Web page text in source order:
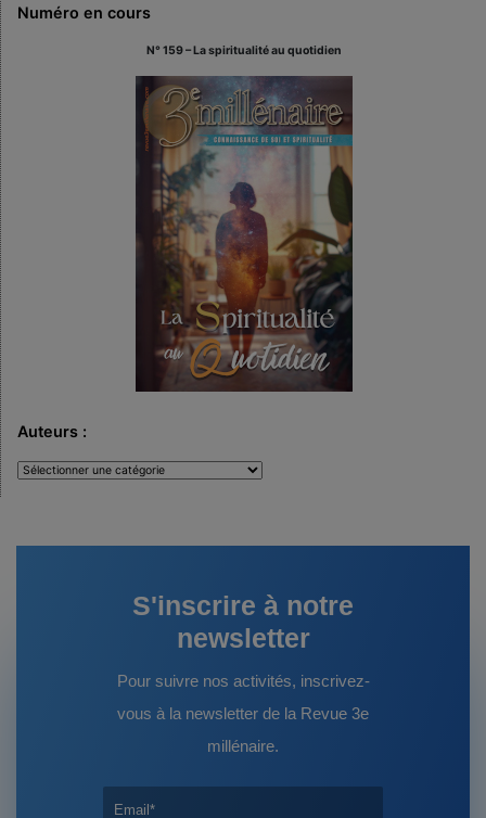
Numéro en cours
N° 159 – La spiritualité au quotidien
Auteurs :
Auteurs
:
S'inscrire à notre
newsletter
Pour suivre nos activités, inscrivez-
vous à la newsletter de la Revue 3e
millénaire.